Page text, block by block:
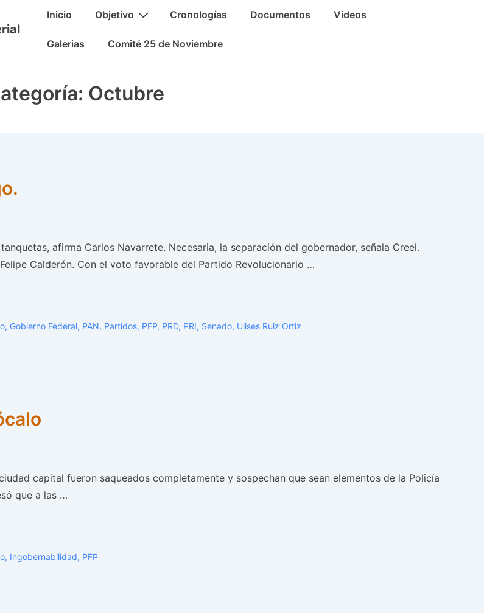
Navegación
Inicio Objetivo Cronologías Documentos Videos
Galerias Comité 25 de Noviembre
Octubre
afirma Carlos Navarrete. Necesaria, la separación del gobernador, señala Creel.
Calderón. Con el voto favorable del Partido Revolucionario …
, Gobierno Federal, PAN, Partidos, PFP, PRD, PRI, Senado, Ulises Ruiz Ortiz
capital fueron saqueados completamente y sospechan que sean elementos de la Policía
que a las …
, Ingobernabilidad, PFP